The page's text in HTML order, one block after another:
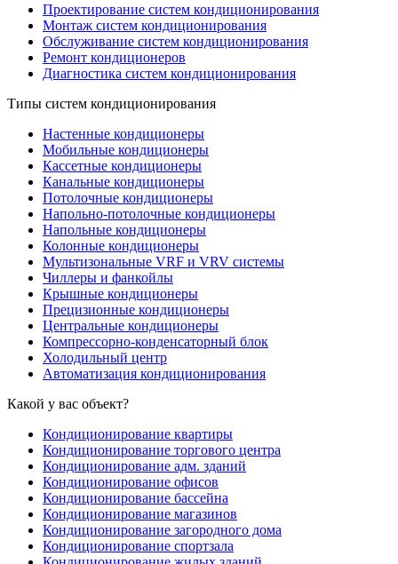
Проектирование систем кондиционирования
Монтаж систем кондиционирования
Обслуживание систем кондиционирования
Ремонт кондиционеров
Диагностика систем кондиционирования
Типы систем кондиционирования
Настенные кондиционеры
Мобильные кондиционеры
Кассетные кондиционеры
Канальные кондиционеры
Потолочные кондиционеры
Напольно-потолочные кондиционеры
Напольные кондиционеры
Колонные кондиционеры
Мультизональные VRF и VRV системы
Чиллеры и фанкойлы
Крышные кондиционеры
Прецизионные кондиционеры
Центральные кондиционеры
Компрессорно-конденсаторный блок
Холодильный центр
Автоматизация кондиционирования
Какой у вас объект?
Кондиционирование квартиры
Кондиционирование торгового центра
Кондиционирование адм. зданий
Кондиционирование офисов
Кондиционирование бассейна
Кондиционирование магазинов
Кондиционирование загородного дома
Кондиционирование спортзала